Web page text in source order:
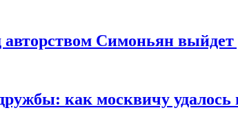
авторством Симоньян
как москвичу удалось